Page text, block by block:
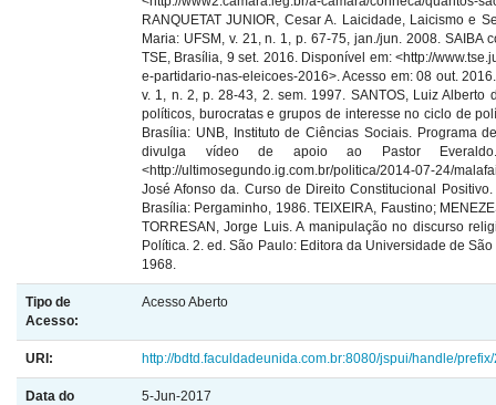
Tipo de
Acesso:
Acesso Aberto
URI: http://bdtd.faculdadeunida.com.br:8080/jspui/handle/
Data do
5-Jun-2017